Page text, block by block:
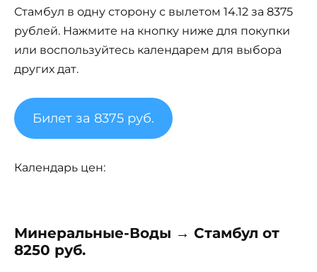
Стамбул в одну сторону с вылетом 14.12 за 8375
рублей. Нажмите на кнопку ниже для покупки
или воспользуйтесь календарем для выбора
других дат.
Билет за 8375 руб.
Календарь цен:
Минеральные-Воды → Стамбул от
8250 руб.